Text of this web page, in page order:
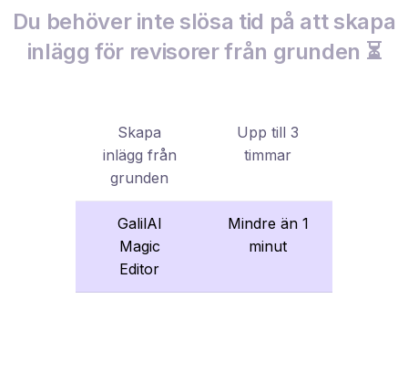
Du behöver inte slösa tid på att skapa
inlägg för revisorer från grunden ⏳
Skapa
inlägg från
grunden
Upp till 3
timmar
GalilAI
Magic
Editor
Mindre än 1
minut